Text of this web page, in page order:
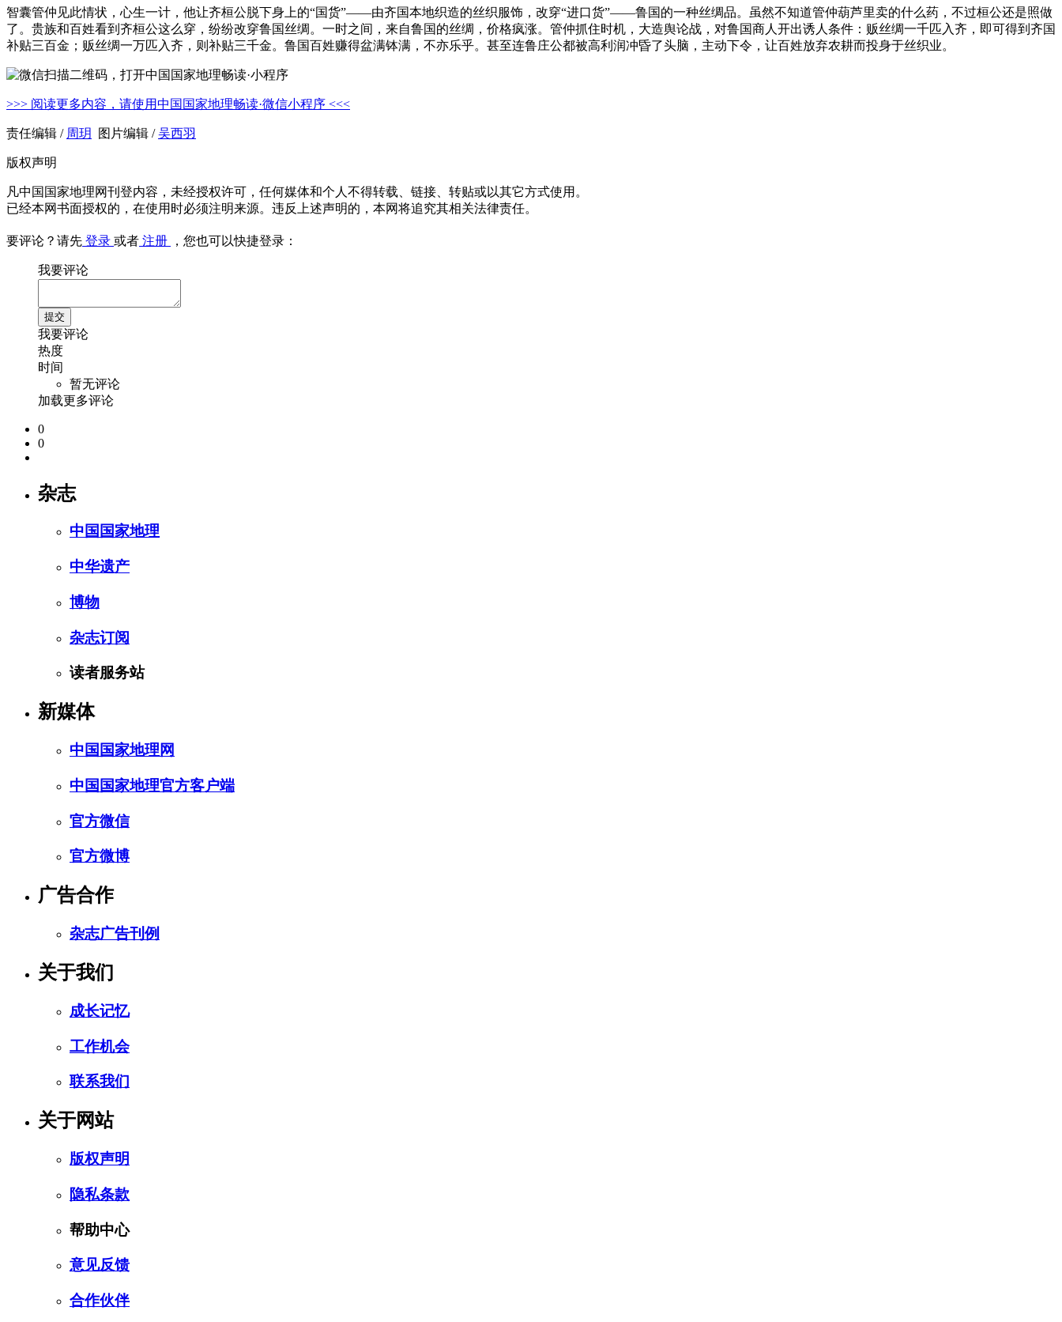
智囊管仲见此情状，心生一计，他让齐桓公脱下身上的“国货”——由齐国本地织造的丝织服饰，改穿“进口货”——鲁国的一种丝绸品。虽然不知道管仲葫芦里卖的什么药，不过桓公还是照做
了。贵族和百姓看到齐桓公这么穿，纷纷改穿鲁国丝绸。一时之间，来自鲁国的丝绸，价格疯涨。管仲抓住时机，大造舆论战，对鲁国商人开出诱人条件：贩丝绸一千匹入齐，即可得到齐国
补贴三百金；贩丝绸一万匹入齐，则补贴三千金。鲁国百姓赚得盆满钵满，不亦乐乎。甚至连鲁庄公都被高利润冲昏了头脑，主动下令，让百姓放弃农耕而投身于丝织业。
>>> 阅读更多内容，请使用中国国家地理畅读·微信小程序 <<<
责任编辑 / 周玥 图片编辑 /吴西羽
版权声明
凡中国国家地理网刊登内容，未经授权许可，任何媒体和个人不得转载、链接、转贴或以其它方式使用。
已经本网书面授权的，在使用时必须注明来源。违反上述声明的，本网将追究其相关法律责任。
要评论？请先 登录 或者 注册 ，您也可以快捷登录：
我要评论
我要评论
热度
时间
暂无评论
加载更多评论
0
0
杂志
中国国家地理
中华遗产
博物
杂志订阅
读者服务站
新媒体
中国国家地理网
中国国家地理官方客户端
官方微信
官方微博
广告合作
杂志广告刊例
关于我们
成长记忆
工作机会
联系我们
关于网站
版权声明
隐私条款
帮助中心
意见反馈
合作伙伴